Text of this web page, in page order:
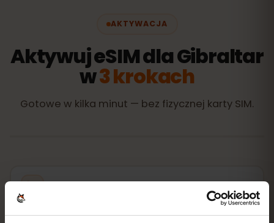
AKTYWACJA
Aktywuj eSIM dla Gibraltar
w3 krokach
Gotowe w kilka minut — bez fizycznej karty SIM.